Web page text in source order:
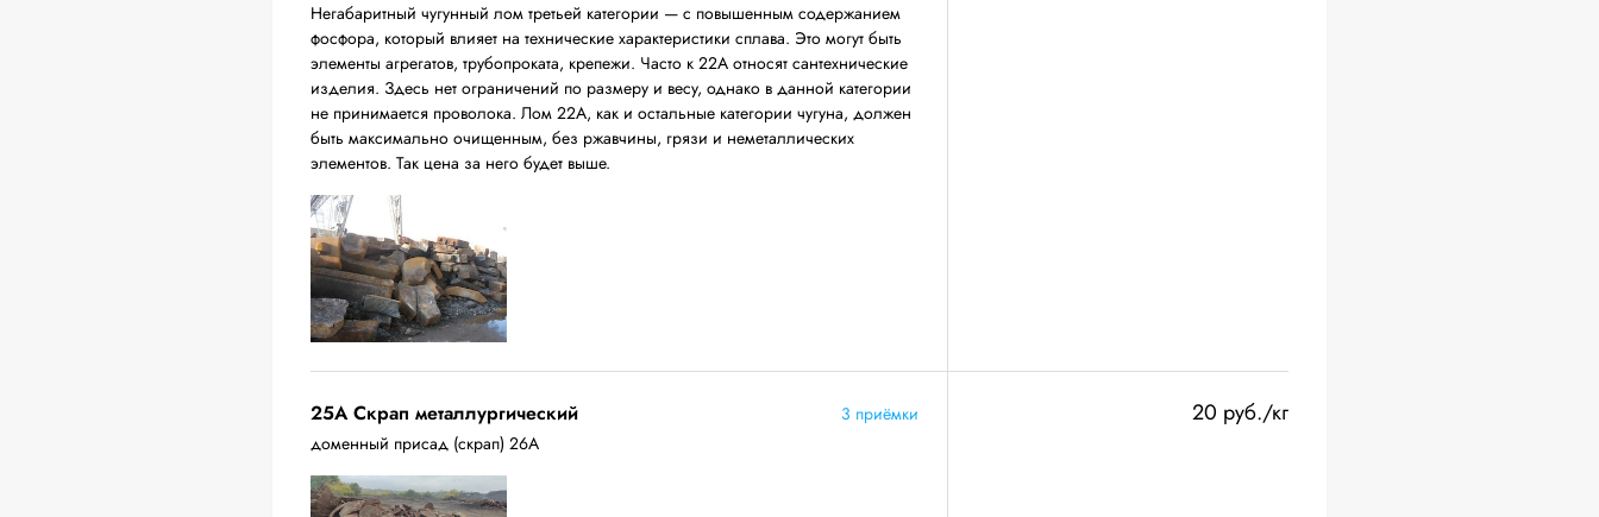
Негабаритный чугунный лом третьей категории — с повышенным содержанием
фосфора, который влияет на технические характеристики сплава. Это могут быть
элементы агрегатов, трубопроката, крепежи. Часто к 22А относят сантехнические
изделия. Здесь нет ограничений по размеру и весу, однако в данной категории
не принимается проволока. Лом 22А, как и остальные категории чугуна, должен
быть максимально очищенным, без ржавчины, грязи и неметаллических
элементов. Так цена за него будет выше.
25A Скрап металлургический
3 приёмки
доменный присад (скрап) 26А
20 руб./кг